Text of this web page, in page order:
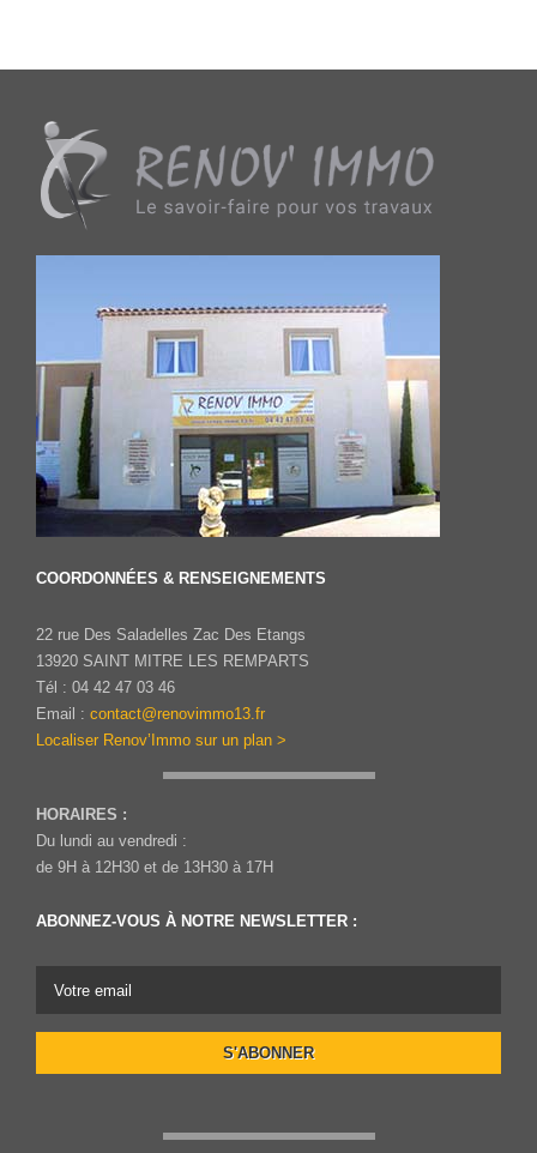
COORDONNÉES & RENSEIGNEMENTS
22 rue Des Saladelles Zac Des Etangs
13920 SAINT MITRE LES REMPARTS
Tél : 04 42 47 03 46
Email : contact@renovimmo13.fr
Localiser Renov’Immo sur un plan >
HORAIRES :
Du lundi au vendredi :
de 9H à 12H30 et de 13H30 à 17H
ABONNEZ-VOUS À NOTRE NEWSLETTER :